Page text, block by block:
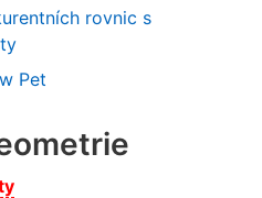
rovnic s
Pet